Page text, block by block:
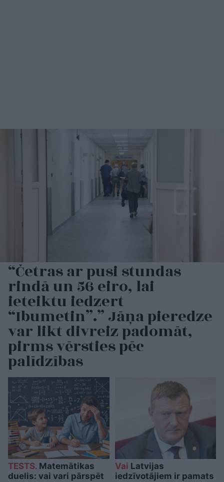
“Četras ar pusi stundas
rindā un 56 eiro, lai
ieteiktu iedzert
“Ibumetin”.” Jāņa pieredze
var likt divreiz padomāt,
pirms vērsties pēc
palīdzības
TESTS. Matemātikas
duelis: vai vari pārspēt
Vai Latvijas
iedzīvotājiem ir pamats